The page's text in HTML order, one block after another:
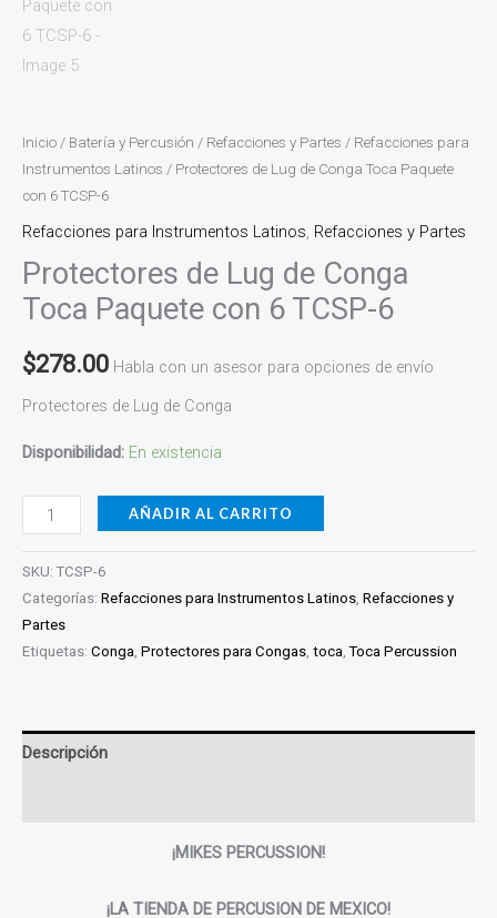
Inicio / Batería y Percusión / Refacciones y Partes / Refacciones para
Instrumentos Latinos / Protectores de Lug de Conga Toca Paquete
con 6 TCSP-6
Refacciones para Instrumentos Latinos, Refacciones y Partes
Protectores de Lug de Conga
Toca Paquete con 6 TCSP-6
$278.00 Habla con un asesor para opciones de envío
Protectores de Lug de Conga
Disponibilidad: En existencia
AÑADIR AL CARRITO
SKU: TCSP-6
Categorías: Refacciones para Instrumentos Latinos, Refacciones y
Partes
Etiquetas: Conga, Protectores para Congas, toca,Toca Percussion
Descripción
¡MIKES PERCUSSION!
¡LA TIENDA DE PERCUSION DE MEXICO!